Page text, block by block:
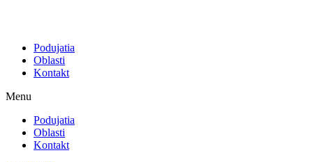
Podujatia
Oblasti
Kontakt
Menu
Podujatia
Oblasti
Kontakt